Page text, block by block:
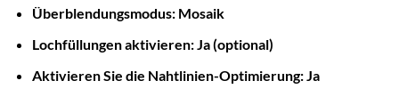
Überblendungsmodus: Mosaik
Lochfüllungen aktivieren: Ja (optional)
Aktivieren Sie die Nahtlinien-Optimierung: Ja